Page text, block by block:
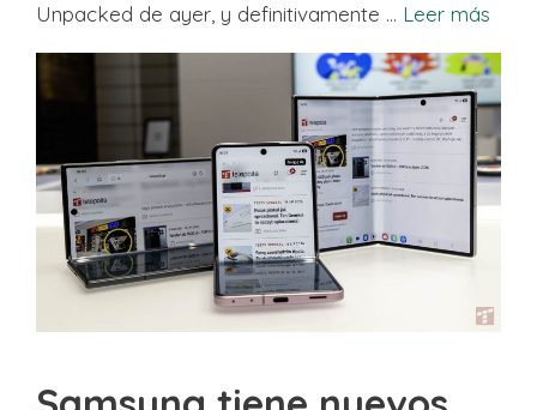
Unpacked de ayer, y definitivamente … Leer más